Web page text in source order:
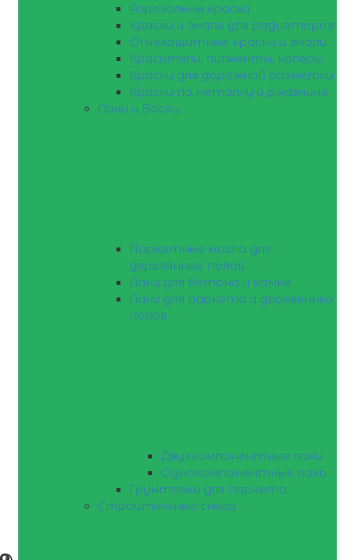
Аэрозольны краски
Краски и эмали для радиаторов
Огнезащитные краски и эмали
Красители, пигменты, колеры
Краски для дорожной разметки
Краски по металлу и ржавчине
Лаки и Воски
Паркетные масла для
деревянных полов
Лаки для бетона и камня
Лаки для паркета и деревянных
полов
Двухкомпонентные лаки
Однокомпонентные лаки
Грунтовки для паркета
Строительные смеси